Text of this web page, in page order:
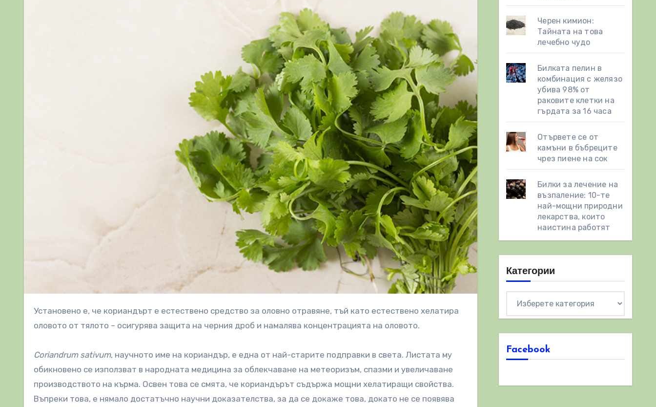
Установено е, че кориандърт е естествено средство за оловно отравяне, тъй като естествено хелатира
оловото от тялото – осигурява защита на черния дроб и намалява концентрацията на оловото.
Coriandrum sativum, научното име на кориандър, е една от най-старите подправки в света. Листата му
обикновено се използват в народната медицина за облекчаване на метеоризъм, спазми и увеличаване
производството на кърма. Освен това се смята, че кориандърът съдържа мощни хелатиращи свойства.
Въпреки това, е нямало достатъчно научни доказателства, за да се докаже това, докато не се появява
Черен кимион:
Тайната на това
лечебно чудо
Билката пелин в
комбинация с желязо
убива 98% от
раковите клетки на
гърдата за 16 часа
Отървете се от
камъни в бъбреците
чрез пиене на сок
Билки за лечение на
възпаление: 10-те
най-мощни природни
лекарства, които
наистина работят
Категории
Facebook